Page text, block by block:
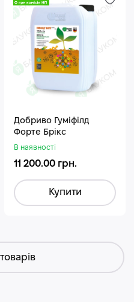
Добриво Гуміфілд
Форте Брікс
В наявності
11 200.00 грн.
Купити